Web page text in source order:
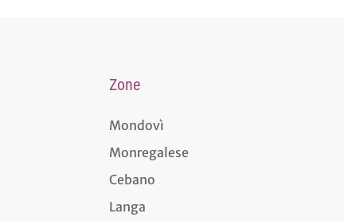
Zone
Mondovì
Monregalese
Cebano
Langa